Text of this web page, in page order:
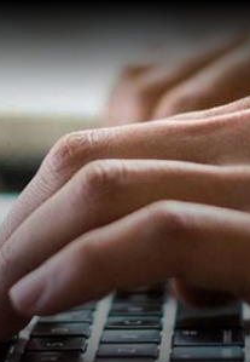
VARICES
30 mai 2023 7